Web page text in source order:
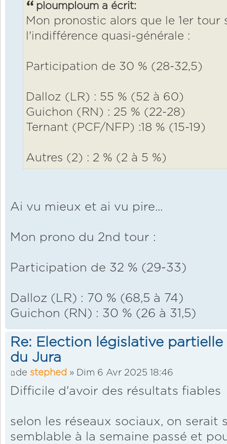
ploumploum a écrit:
Mon pronostic alors que le 1er tour
l'indifférence quasi-générale :
Participation de 30 % (28-32,5)
Dalloz (LR) : 55 % (52 à 60)
Guichon (RN) : 25 % (22-28)
Ternant (PCF/NFP) :18 % (15-19)
Autres (2) : 2 % (2 à 5 %)
Ai vu mieux et ai vu pire...
Mon prono du 2nd tour :
Participation de 32 % (29-33)
Dalloz (LR) : 70 % (68,5 à 74)
Guichon (RN) : 30 % (26 à 31,5)
Re: Election législative
du Jura
de stephed » Dim 6 Avr 2025 18:46
Difficile d'avoir des résultats fiables
selon les réseaux sociaux, on
semblable à la semaine passé et